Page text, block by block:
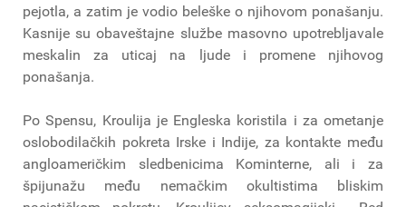
pejotla, a zatim je vodio beleške o njihovom ponašanju.
Kasnije su obaveštajne službe masovno upotrebljavale
meskalin za uticaj na ljude i promene njihovog
ponašanja.
Po Spensu, Kroulija je Engleska koristila i za ometanje
oslobodilačkih pokreta Irske i Indije, za kontakte među
angloameričkim sledbenicima Kominterne, ali i za
špijunažu među nemačkim okultistima bliskim